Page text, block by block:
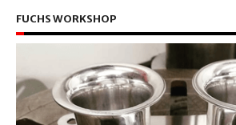
FUCHS WORKSHOP